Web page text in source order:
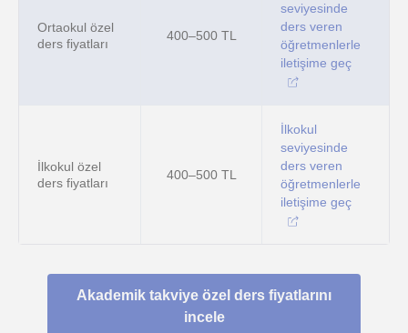
Ortaokul özel
ders fiyatları
400–500 TL
seviyesinde
ders veren
öğretmenlerle
iletişime geç
İlkokul özel
ders fiyatları
400–500 TL
İlkokul
seviyesinde
ders veren
öğretmenlerle
iletişime geç
Akademik takviye özel ders fiyatlarını
incele